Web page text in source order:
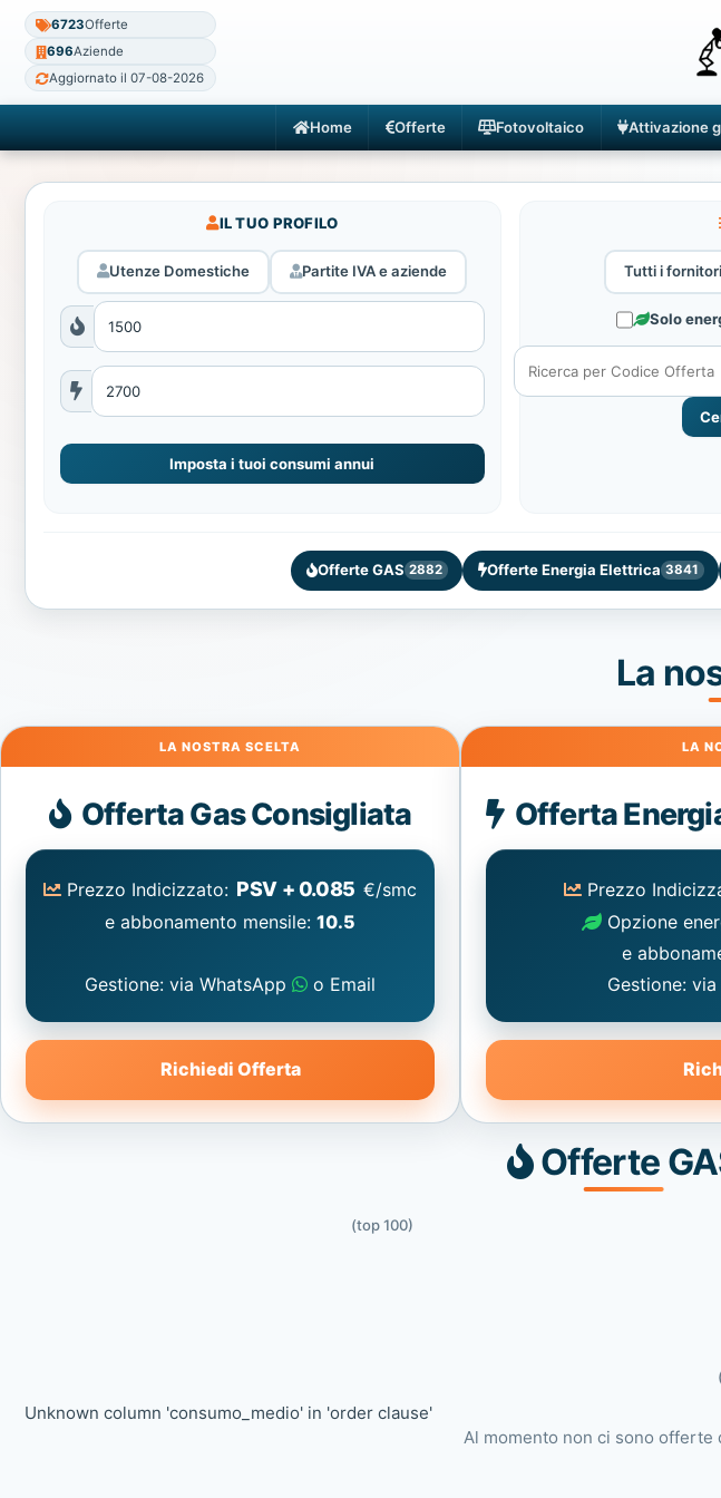
6723Offerte
696Aziende
Aggiornato il 07-08-2026
Home Offerte Fotovoltaico Attivazione
IL TUO PROFILO
Utenze Domestiche Partite IVA e aziende
Imposta i tuoi consumi annui
Tutti i fornitori
Solo
Offerte GAS 2882 Offerte Energia Elettrica 3841
La
Gas
Offerta Gas Consigliata
Prezzo Indicizzato: PSV + 0.085 €/smc
e abbonamento mensile:10.5
Gestione: via WhatsApp o Email
Richiedi Offerta
Energia
Elettrica
consigliata
Offerta
Prezzo
Opzione
e
Gestione:
Offerte
(top 100)
Unknown column 'consumo_medio' in 'order clause'
Al momento non ci sono